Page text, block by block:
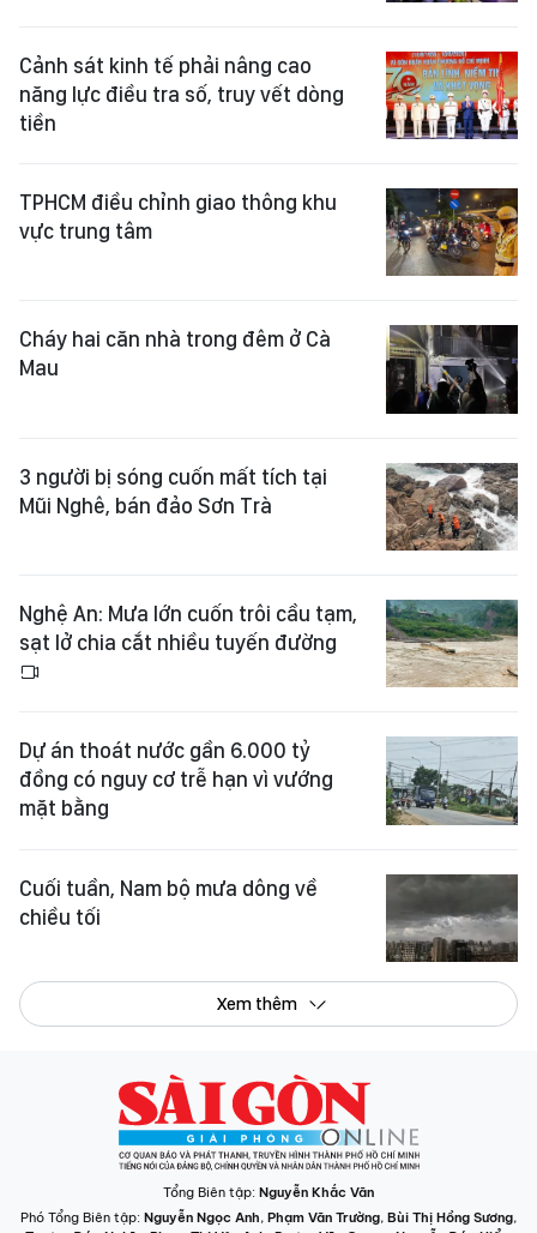
Cảnh sát kinh tế phải nâng cao
năng lực điều tra số, truy vết dòng
tiền
TPHCM điều chỉnh giao thông khu
vực trung tâm
Cháy hai căn nhà trong đêm ở Cà
Mau
3 người bị sóng cuốn mất tích tại
Mũi Nghê, bán đảo Sơn Trà
Nghệ An: Mưa lớn cuốn trôi cầu tạm,
sạt lở chia cắt nhiều tuyến đường
Dự án thoát nước gần 6.000 tỷ
đồng có nguy cơ trễ hạn vì vướng
mặt bằng
Cuối tuần, Nam bộ mưa dông về
chiều tối
Xem thêm
Tổng Biên tập: Nguyễn Khắc Văn
Phó Tổng Biên tập: Nguyễn Ngọc Anh, Phạm Văn Trường, Bùi Thị Hồng Sương,